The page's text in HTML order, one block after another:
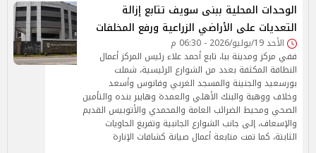
الوحدات المحلية ببنى سويف تتابع إزالة
التعديات على الأراضي الزراعية ورفع المخلفات
الأحد 19/يوليو/2026 - 06:30 م
ففي مركز ومدينة ببا، تابع أحمد علاء رئيس المركز أعمال
النظافة المكثفة بعدد من الشوارع الرئيسية، شملت
بورسعيد والجنينة والمسجد الغربي وفانوس وأسعد
وخلاف ووهبة والبنك الأهلي والعمدة وهايبر بنده والتأمين
الصحي ومحيط الضرائب العامة والمحمدي والأتوبيس القديم
والإسعاف، إلى جانب الشوارع الجانبية وتفريغ الحاويات
الثابتة، كما تمت متابعة أعمال صيانة كشافات الإنارة